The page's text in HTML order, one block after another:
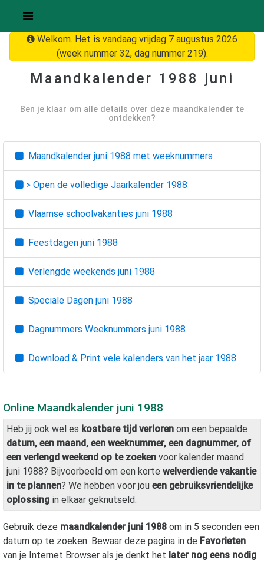
Welkom. Het is vandaag vrijdag 7 augustus 2026
(week nummer 32, dag nummer 219).
Maandkalender 1988 juni
Ben je klaar om alle details over deze maandkalender te
ontdekken?
Maandkalender juni 1988 met weeknummers
> Open de volledige Jaarkalender 1988
Vlaamse schoolvakanties juni 1988
Feestdagen juni 1988
Verlengde weekends juni 1988
Speciale Dagen juni 1988
Dagnummers Weeknummers juni 1988
Download & Print vele kalenders van het jaar 1988
Online Maandkalender juni 1988
Heb jij ook wel es kostbare tijd verloren om een bepaalde
datum, een maand, een weeknummer, een dagnummer, of
een verlengd weekend op te zoeken voor kalender maand
juni 1988? Bijvoorbeeld om een korte welverdiende vakantie
in te plannen? We hebben voor jou een gebruiksvriendelijke
oplossing in elkaar geknutseld.
Gebruik deze maandkalender juni 1988 om in 5 seconden een
datum op te zoeken. Bewaar deze pagina in de Favorieten
van je Internet Browser als je denkt het later nog eens nodig